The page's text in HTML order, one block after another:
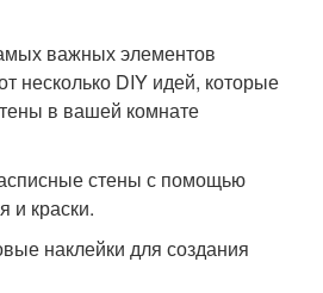
важных элементов
несколько DIY идей, которые
в вашей комнате
стены с помощью
и краски.
наклейки для создания